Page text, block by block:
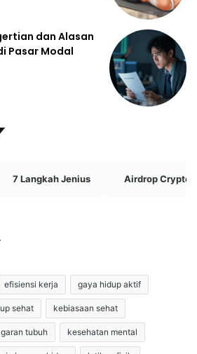
dan Alasan
Pasar Modal
7 Langkah Jenius Airdrop Crypto
efisiensi kerja gaya hidup aktif
sehat kebiasaan sehat
tubuh kesehatan mental